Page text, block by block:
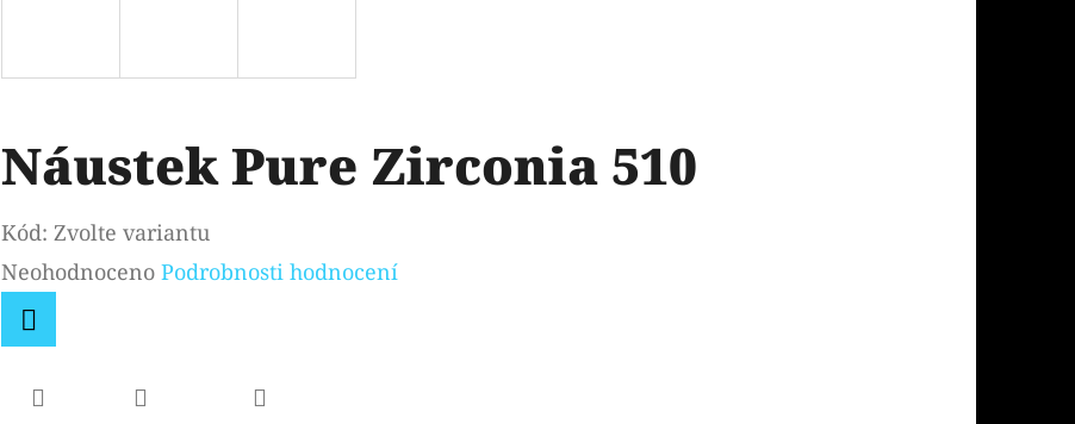
Náustek Pure Zirconia 510
Kód: Zvolte variantu
Průměrné
hodnocení
produktu
Neohodnoceno Podrobnosti hodnocení